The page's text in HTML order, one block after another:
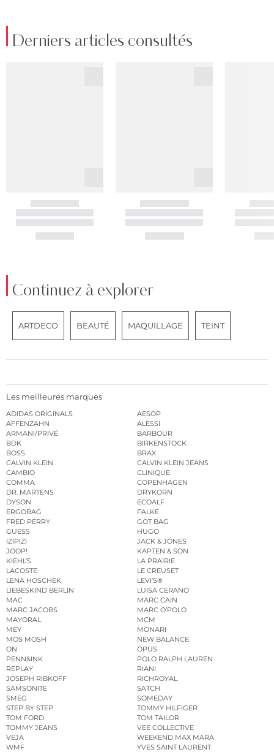
Derniers articles consultés
Continuez à explorer
ARTDECO BEAUTÉ MAQUILLAGE TEINT
Les meilleures marques
ADIDAS ORIGINALS
AESOP
AFFENZAHN
ALESSI
ARMANI/PRIVÉ
BARBOUR
BDK
BIRKENSTOCK
BOSS
BRAX
CALVIN KLEIN
CALVIN KLEIN JEANS
CAMBIO
CLINIQUE
COMMA
COPENHAGEN
DR. MARTENS
DRYKORN
DYSON
ECOALF
ERGOBAG
FALKE
FRED PERRY
GOT BAG
GUESS
HUGO
IZIPIZI
JACK & JONES
JOOP!
KAPTEN & SON
KIEHL’S
LA PRAIRIE
LACOSTE
LE CREUSET
LENA HOSCHEK
LEVI’S®
LIEBESKIND BERLIN
LUISA CERANO
MAC
MARC CAIN
MARC JACOBS
MARC O’POLO
MAYORAL
MCM
MEY
MONARI
MOS MOSH
NEW BALANCE
ON
OPUS
PENN&INK
POLO RALPH LAUREN
REPLAY
RIANI
JOSEPH RIBKOFF
RICHROYAL
SAMSONITE
SATCH
SMEG
SOMEDAY
STEP BY STEP
TOMMY HILFIGER
TOM FORD
TOM TAILOR
TOMMY JEANS
VEE COLLECTIVE
VEJA
WEEKEND MAX MARA
WMF
YVES SAINT LAURENT